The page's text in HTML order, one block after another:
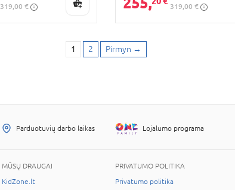
319,00 € 319,00 €
1 2 Pirmyn →
Parduotuvių darbo laikas Lojalumo programa
MŪSŲ DRAUGAI
KidZone.lt
PRIVATUMO POLITIKA
Privatumo politika